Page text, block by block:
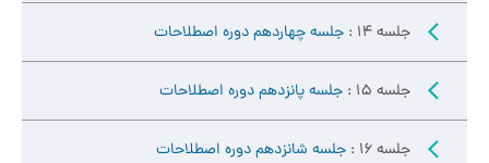
جلسه 14 : جلسه چهاردهم دوره اصطلاحات
جلسه 15 : جلسه پانزدهم دوره اصطلاحات
جلسه 16 : جلسه شانزدهم دوره اصطلاحات